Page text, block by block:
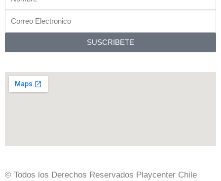
Correo
Electronico
SUSCRIBETE
© Todos los Derechos Reservados Playcenter Chile